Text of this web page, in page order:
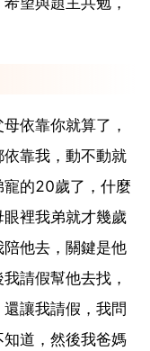
依靠你就算了，
靠我，動不動就
的20歲了，什麼
裡我弟就才幾歲
他去，關鍵是他
請假幫他去找，
讓我請假，我問
道，然後我爸媽